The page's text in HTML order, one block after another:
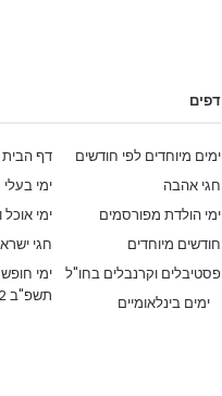
דפים
דף הבית
ימים מיוחדים לפי חודשים
ימי בעלי
חגי אהבה
ימי
ימי הולדת מפורסמים
חגי
חודשים מיוחדים
ימי
תשפ"ב 2021-2022
פסטיבלים וקרנבלים בחו"ל
ימים בינלאומיים